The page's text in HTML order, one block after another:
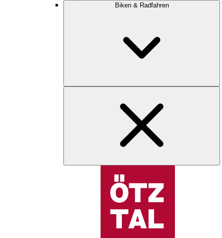
Biken & Radfahren